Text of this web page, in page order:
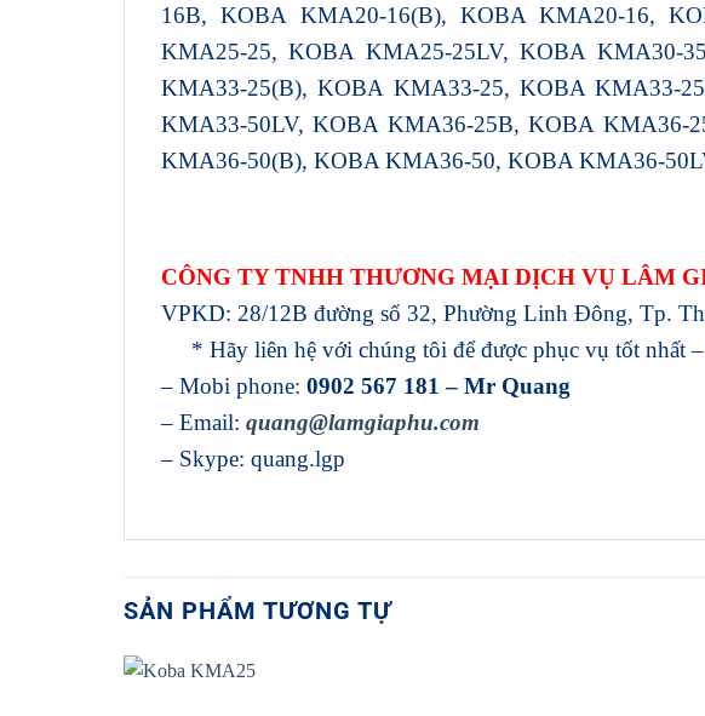
16B, KOBA KMA20-16(B), KOBA KMA20-16,
KMA25-25, KOBA KMA25-25LV, KOBA KMA30-
KMA33-25(B), KOBA KMA33-25, KOBA KMA33-
KMA33-50LV, KOBA KMA36-25B, KOBA
KMA36-50(B), KOBA KMA36-50, KOBA KMA36-
CÔNG TY TNHH THƯƠNG MẠI DỊCH VỤ LÂM
VPKD: 28/12B đường số 32, Phường Linh Đông, Tp.
* Hãy liên hệ với chúng tôi để được phục vụ tốt nhất
– Mobi phone: 0902 567 181 – Mr Quang
– Email: quang@lamgiaphu.com
– Skype: quang.lgp
SẢN PHẨM TƯƠNG TỰ